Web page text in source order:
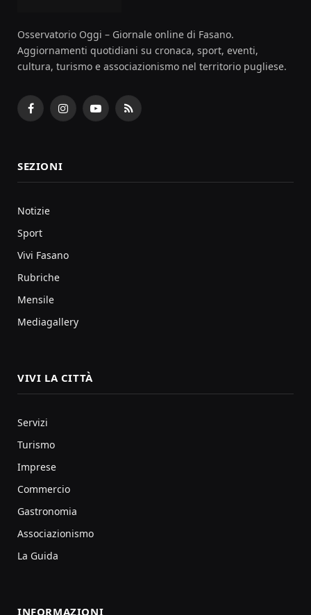
Osservatorio Oggi – Giornale online di Fasano.
Aggiornamenti quotidiani su cronaca, sport, eventi,
cultura, turismo e associazionismo nel territorio pugliese.
FacebookInstagramYouTubeRSS
SEZIONI
Notizie
Sport
Vivi Fasano
Rubriche
Mensile
Mediagallery
VIVI LA CITTÀ
Servizi
Turismo
Imprese
Commercio
Gastronomia
Associazionismo
La Guida
INFORMAZIONI